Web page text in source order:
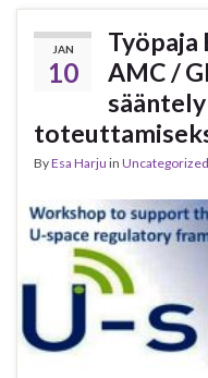
JAN
10
Työpaja
AMC /
ByEsa Harju in Uncategorized